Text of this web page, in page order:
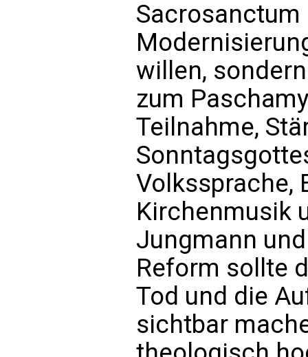
willen,
zum
Teilnahme,
Volkssprache,
Kirchenmusik
Jungmann
Reform sollte
Tod und die
sichtbar